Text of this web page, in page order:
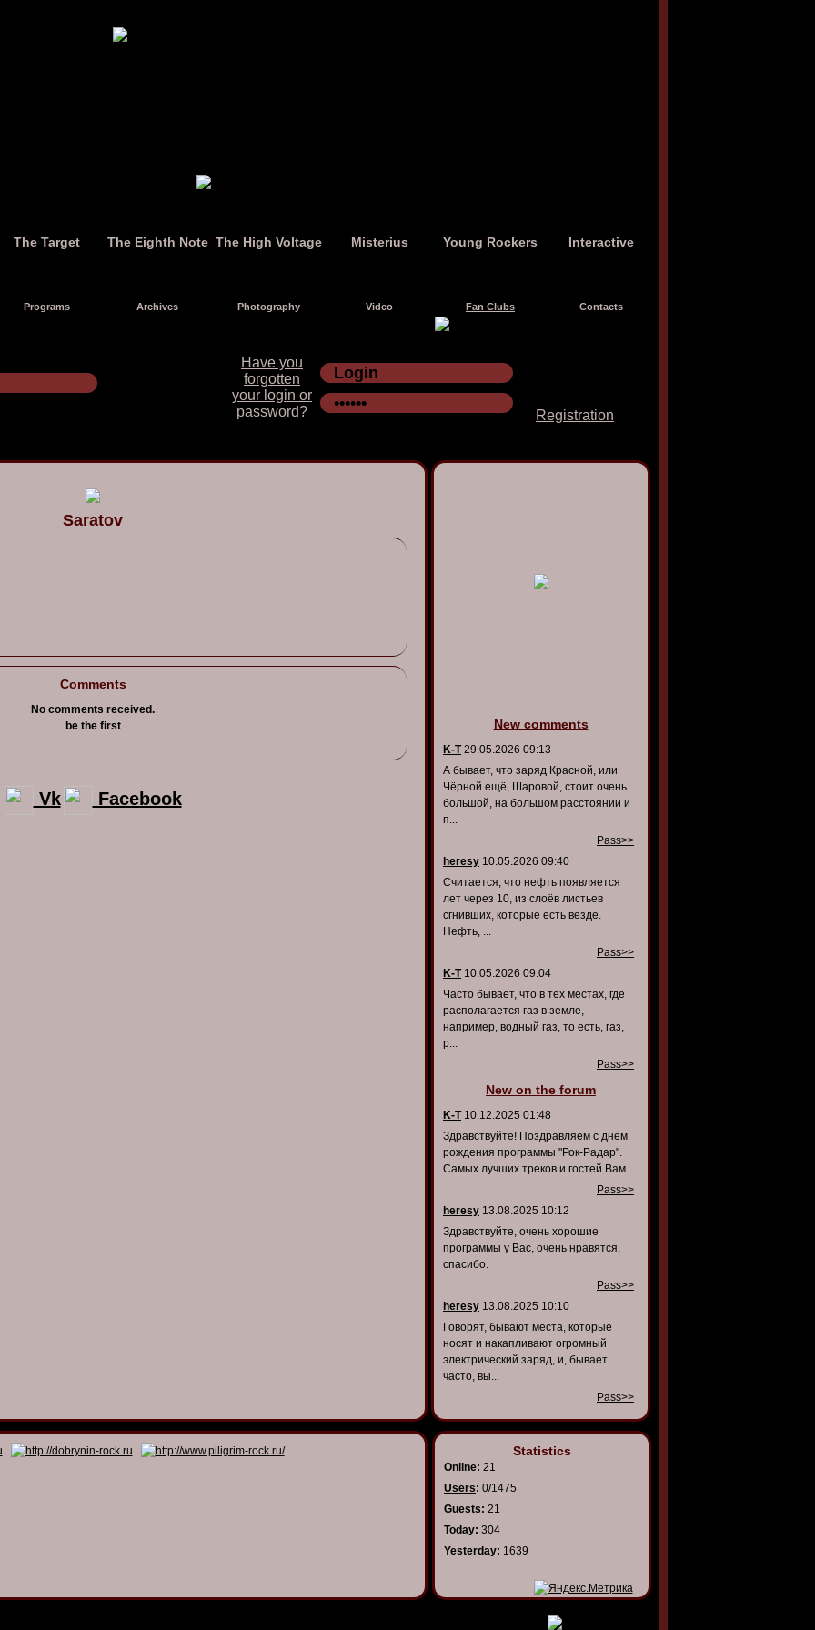
The Target The Eighth Note The High Voltage Misterius Young Rockers Interactive
Programs Archives Photography Video Fan Clubs Contacts
Have you
forgotten
your login or
password?
Registration
Saratov
Comments
No comments received.
be the first
Vk Facebook
New comments
K-T29.05.2026 09:13
А бывает, что заряд Красной, или
Чёрной ещё, Шаровой, стоит очень
большой, на большом расстоянии и
п...
Pass>>
heresy 10.05.2026 09:40
Считается, что нефть появляется
лет через 10, из слоёв листьев
сгнивших, которые есть везде.
Нефть, ...
Pass>>
K-T10.05.2026 09:04
Часто бывает, что в тех местах, где
располагается газ в земле,
например, водный газ, то есть, газ,
р...
Pass>>
New on the forum
K-T10.12.2025 01:48
Здравствуйте! Поздравляем с днём
рождения программы "Рок-Радар".
Самых лучших треков и гостей Вам.
Pass>>
heresy 13.08.2025 10:12
Здравствуйте, очень хорошие
программы у Вас, очень нравятся,
спасибо.
Pass>>
heresy 13.08.2025 10:10
Говорят, бывают места, которые
носят и накапливают огромный
электрический заряд, и, бывает
часто, вы...
Pass>>
Statistics
Online: 21
Users: 0/1475
Guests: 21
Today: 304
Yesterday: 1639